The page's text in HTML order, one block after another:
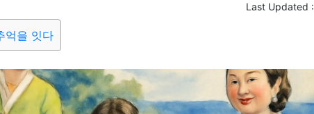
Last Updated :
억을 잇다